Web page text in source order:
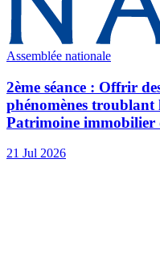
Assemblée nationale
2ème séance : Offrir
phénomènes
Patrimoine immobilier
21 Jul 2026